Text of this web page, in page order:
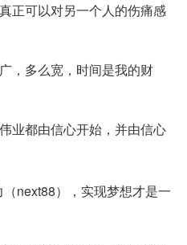
正可以对另一个人的伤痛感
，多么宽，时间是我的财
业都由信心开始，并由信心
（next88），实现梦想才是一